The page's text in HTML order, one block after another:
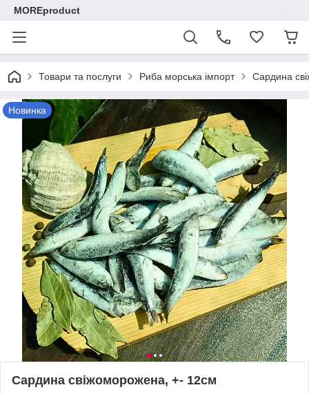
MOREproduct
Товари та послуги Риба морська імпорт Сардина
Новинка
Сардина свіжоморожена, +- 12см